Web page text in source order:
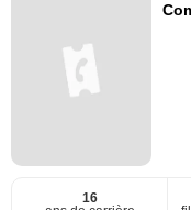
16